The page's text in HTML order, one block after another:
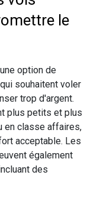
le
option de
souhaitent voler
trop d'argent.
plus petits et plus
en classe affaires,
acceptable. Les
également
des